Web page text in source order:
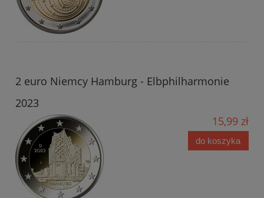
2 euro Niemcy Hamburg - Elbphilharmonie
2023
15,99 zł
do koszyka